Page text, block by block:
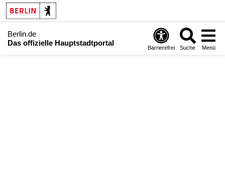
Berlin.de
Das offizielle Hauptstadtportal
Barrierefrei Suche Menü